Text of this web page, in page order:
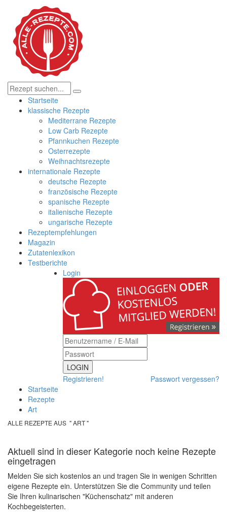
Startseite
klassische Rezepte
Mediterrane Rezepte
Low Carb Rezepte
Pfannkuchen Rezepte
Osterrezepte
Weihnachtsrezepte
internationale Rezepte
deutsche Rezepte
französische Rezepte
spanische Rezepte
italienische Rezepte
ungarische Rezepte
Rezeptempfehlungen
Magazin
Zutatenlexikon
Testberichte
Login
LOGIN
Registrieren!
Passwort vergessen?
Startseite
Rezepte
Art
ALLE REZEPTE AUS " ART "
Aktuell sind in dieser Kategorie noch keine Rezepte
eingetragen
Melden Sie sich kostenlos an und tragen Sie in wenigen Schritten
eigene Rezepte ein. Unterstützen Sie die Community und teilen
Sie Ihren kulinarischen "Küchenschatz" mit anderen
Kochbegeisterten.